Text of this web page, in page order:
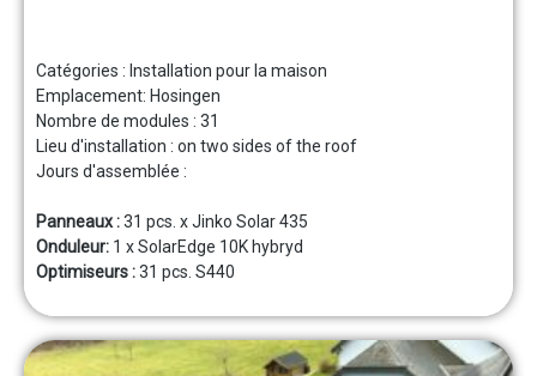
Catégories : Installation pour la maison
Emplacement: Hosingen
Nombre de modules : 31
Lieu d'installation : on two sides of the roof
Jours d'assemblée :
Panneaux :31 pcs. x Jinko Solar 435
Onduleur: 1 x SolarEdge 10K hybryd
Optimiseurs :31 pcs. S440